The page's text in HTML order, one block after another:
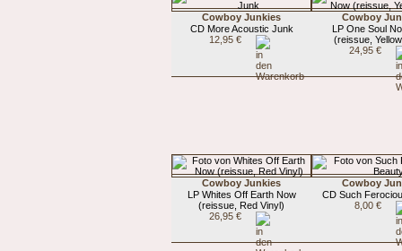
Cowboy Junkies
CD More Acoustic Junk
12,95 €
Cowboy
LP One Soul
(reissue,
24,95 €
Cowboy Junkies
LP Whites Off Earth Now
(reissue, Red Vinyl)
26,95 €
Cowboy
CD Such
8,00 €